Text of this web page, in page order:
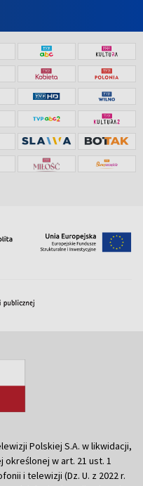
Polskiej S.A. w likwidacji,
określonej w art. 21 ust. 1
i telewizji (Dz. U. z 2022 r.